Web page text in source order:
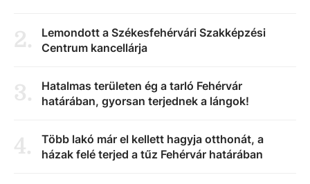
2.
Lemondott a Székesfehérvári Szakképzési
Centrum kancellárja
3.
Hatalmas területen ég a tarló Fehérvár
határában, gyorsan terjednek a lángok!
4.
Több lakó már el kellett hagyja otthonát, a
házak felé terjed a tűz Fehérvár határában